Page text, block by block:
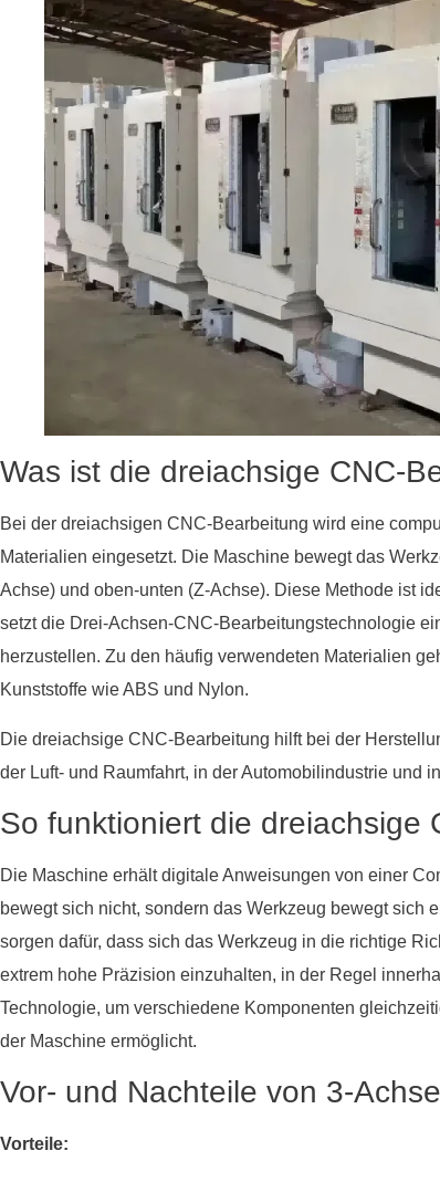
Was ist die dreiachsige CNC-
Bei der dreiachsigen CNC-Bearbeitung wird eine
Materialien eingesetzt. Die Maschine bewegt das
Achse) und oben-unten (Z-Achse). Diese Methode ist
setzt die Drei-Achsen-CNC-Bearbeitungstechnologie
herzustellen. Zu den häufig verwendeten Materialien
Kunststoffe wie ABS und Nylon.
Die dreiachsige CNC-Bearbeitung hilft bei der
der Luft- und Raumfahrt, in der Automobilindustrie und
So funktioniert die dreiachsige
Die Maschine erhält digitale Anweisungen von einer
bewegt sich nicht, sondern das Werkzeug bewegt sich
sorgen dafür, dass sich das Werkzeug in die richtige
extrem hohe Präzision einzuhalten, in der Regel
Technologie, um verschiedene Komponenten
der Maschine ermöglicht.
Vor- und Nachteile von 3-
Vorteile: